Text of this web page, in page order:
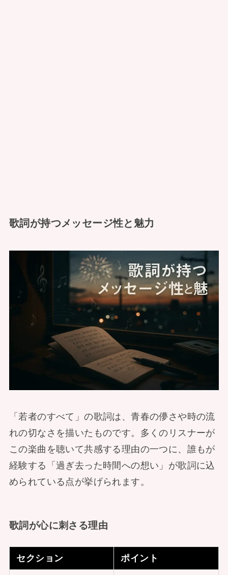
歌詞が持つメッセージ性と魅力
「若者のすべて」の歌詞は、青春の儚さや時の流
れの切なさを描いたものです。多くのリスナーが
この楽曲を聴いて共感する理由の一つに、誰もが
経験する「過ぎ去った時間への想い」が歌詞に込
められている点が挙げられます。
歌詞が心に刺さる理由
セクション ポイント